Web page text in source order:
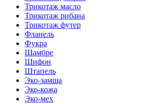
Трикотаж масло
Трикотаж рибана
Трикотаж футер
Фланель
Фукра
Шамбре
Шифон
Штапель
Эко-замша
Эко-кожа
Эко-мех